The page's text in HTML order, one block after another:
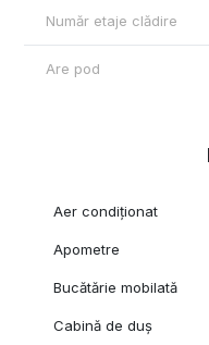
Număr etaje clădire
Are pod
Aer condiționat
Apometre
Bucătărie mobilată
Cabină de duș